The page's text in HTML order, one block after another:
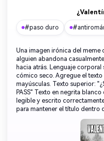
#paso duro
Una imagen irónica del meme
alguien abandona
hacia atrás. Lenguaje
cómico seco. Agregue el
mayúsculas. Texto superior:
PASS" Texto en negrita
legible y escrito
para mantener el título dentro